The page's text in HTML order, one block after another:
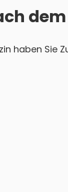
haben Sie